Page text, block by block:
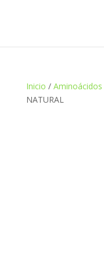
Inicio / Aminoácidos
NATURAL